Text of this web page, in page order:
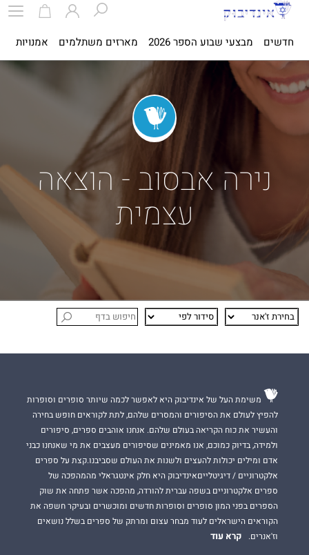
חדשים מבצעי שבוע הספר 2026 מארזים משתלמים אמנויות
נירה אבסוב - הוצאה
עצמית
משימת העל של אינדיבוק היא לאפשר לכמה שיותר סופרים וסופרות
להפיץ לעולם את הסיפורים והמסרים שלהם, לתת לקוראים חופש בחירה
והעשיר את כוח הקריאה בעולם שלהם. אנחנו אוהבים ספרים, סיפורים
ולמידה, בדיוק כמוכם, אנו מאמינים שסיפורים מעצבים את מי שאנחנו כבני
אדם ומילים יכולות להעצים ולשנות את העולם שסביבנו.קצת על ספרים
אלקטרוניים / דיגיטלייםאינדיבוק היא חלק אינטגראלי מהמהפכה של
ספרים אלקטרוניים בשפה עברית להורדה, מהפכה אשר פתחה את שוק
הספרים בפני המון סופרים וסופרות חדשים ומוכשרים ובעיקר חשפה את
הקוראים הישראלים לעוד מבחר עצום ומרתק של ספרים בשלל נושאים
וז'אנרים.
קרא עוד